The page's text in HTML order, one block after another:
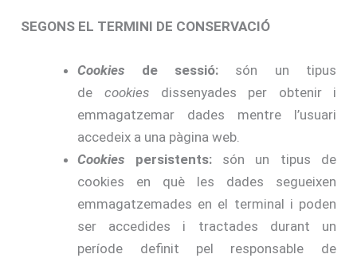
SEGONS EL TERMINI DE CONSERVACIÓ
Cookies de sessió:són un tipus
de cookies dissenyades per obtenir i
emmagatzemar dades mentre l’usuari
accedeix a una pàgina web.
Cookies persistents:són un tipus de
cookies en què les dades segueixen
emmagatzemades en el terminal i poden
ser accedides i tractades durant un
període definit pel responsable de